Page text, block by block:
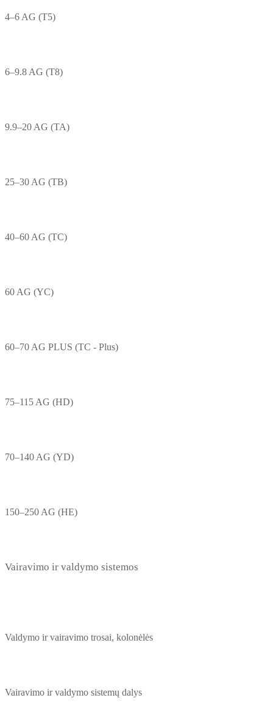
4–6 AG (T5)
6–9.8 AG (T8)
9.9–20 AG (TA)
25–30 AG (TB)
40–60 AG (TC)
60 AG (YC)
60–70 AG PLUS (TC - Plus)
75–115 AG (HD)
70–140 AG (YD)
150–250 AG (HE)
Vairavimo ir valdymo sistemos
Valdymo ir vairavimo trosai, kolonėlės
Vairavimo ir valdymo sistemų dalys